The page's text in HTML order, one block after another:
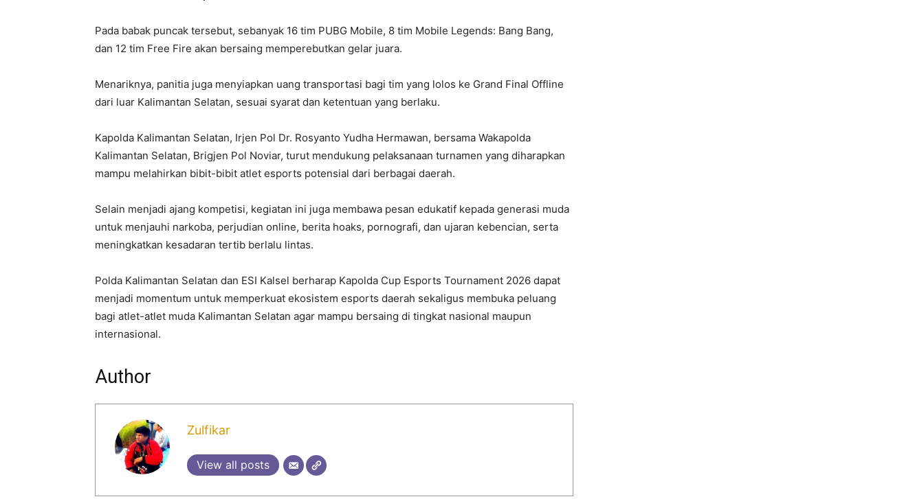
Pada babak puncak tersebut, sebanyak 16 tim PUBG Mobile, 8 tim Mobile Legends: Bang Bang,
dan 12 tim Free Fire akan bersaing memperebutkan gelar juara.
Menariknya, panitia juga menyiapkan uang transportasi bagi tim yang lolos ke Grand Final Offline
dari luar Kalimantan Selatan, sesuai syarat dan ketentuan yang berlaku.
Kapolda Kalimantan Selatan, Irjen Pol Dr. Rosyanto Yudha Hermawan, bersama Wakapolda
Kalimantan Selatan, Brigjen Pol Noviar, turut mendukung pelaksanaan turnamen yang diharapkan
mampu melahirkan bibit-bibit atlet esports potensial dari berbagai daerah.
Selain menjadi ajang kompetisi, kegiatan ini juga membawa pesan edukatif kepada generasi muda
untuk menjauhi narkoba, perjudian online, berita hoaks, pornografi, dan ujaran kebencian, serta
meningkatkan kesadaran tertib berlalu lintas.
Polda Kalimantan Selatan dan ESI Kalsel berharap Kapolda Cup Esports Tournament 2026 dapat
menjadi momentum untuk memperkuat ekosistem esports daerah sekaligus membuka peluang
bagi atlet-atlet muda Kalimantan Selatan agar mampu bersaing di tingkat nasional maupun
internasional.
Author
Zulfikar
View all posts